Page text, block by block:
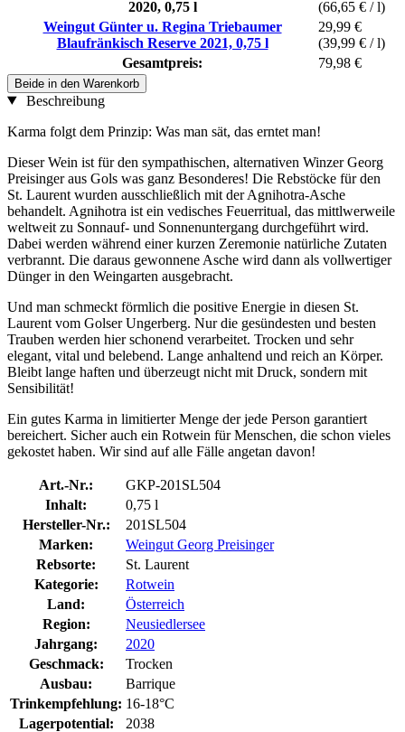
2020, 0,75 l
(66,65 € / l)
Weingut Günter u. Regina Triebaumer
Blaufränkisch Reserve 2021, 0,75 l
29,99 €
(39,99 € / l)
Gesamtpreis:
79,98 €
Beide in den Warenkorb
Beschreibung
Karma folgt dem Prinzip: Was man sät, das erntet man!
Dieser Wein ist für den sympathischen, alternativen Winzer Georg
Preisinger aus Gols was ganz Besonderes! Die Rebstöcke für den
St. Laurent wurden ausschließlich mit der Agnihotra-Asche
behandelt. Agnihotra ist ein vedisches Feuerritual, das mittlwerweile
weltweit zu Sonnauf- und Sonnenuntergang durchgeführt wird.
Dabei werden während einer kurzen Zeremonie natürliche Zutaten
verbrannt. Die daraus gewonnene Asche wird dann als vollwertiger
Dünger in den Weingarten ausgebracht.
Und man schmeckt förmlich die positive Energie in diesen St.
Laurent vom Golser Ungerberg. Nur die gesündesten und besten
Trauben werden hier schonend verarbeitet. Trocken und sehr
elegant, vital und belebend. Lange anhaltend und reich an Körper.
Bleibt lange haften und überzeugt nicht mit Druck, sondern mit
Sensibilität!
Ein gutes Karma in limitierter Menge der jede Person garantiert
bereichert. Sicher auch ein Rotwein für Menschen, die schon vieles
gekostet haben. Wir sind auf alle Fälle angetan davon!
Art.-Nr.:
GKP-201SL504
Inhalt:
0,75 l
Hersteller-Nr.:
201SL504
Marken:
Weingut Georg Preisinger
Rebsorte:
St. Laurent
Kategorie:
Rotwein
Land:
Österreich
Region:
Neusiedlersee
Jahrgang:
2020
Geschmack:
Trocken
Ausbau:
Barrique
Trinkempfehlung: 16-18°C
Lagerpotential:
2038